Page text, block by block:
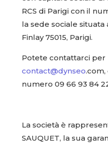
RCS di Parigi con il
la sede sociale
Finlay 75015, Parigi.
Potete contattarci per
contact@dynseo
numero 09 66 93 84
La società è
SAUQUET, la sua